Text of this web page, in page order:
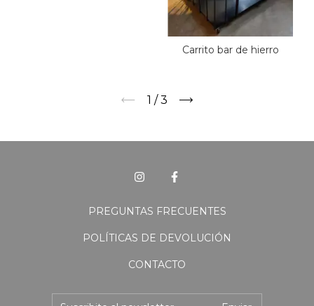
Carrito bar de hierro
1 / 3
PREGUNTAS FRECUENTES
POLÍTICAS DE DEVOLUCIÓN
CONTACTO